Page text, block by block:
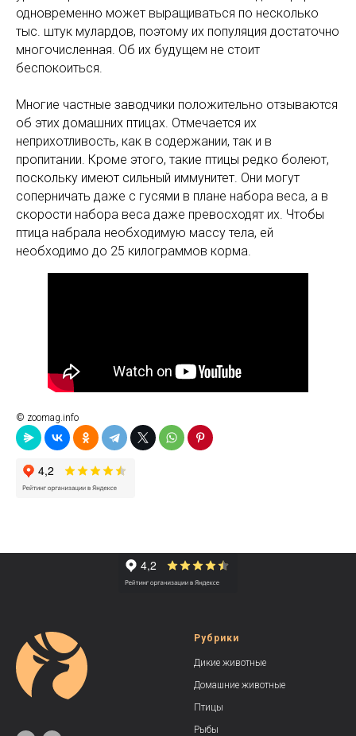
одновременно может выращиваться по несколько
тыс. штук мулардов, поэтому их популяция достаточно
многочисленная. Об их будущем не стоит
беспокоиться.
Многие частные заводчики положительно отзываются
об этих домашних птицах. Отмечается их
неприхотливость, как в содержании, так и в
пропитании. Кроме этого, такие птицы редко болеют,
поскольку имеют сильный иммунитет. Они могут
соперничать даже с гусями в плане набора веса, а в
скорости набора веса даже превосходят их. Чтобы
птица набрала необходимую массу тела, ей
необходимо до 25 килограммов корма.
© zoomag.info
Рубрики
Дикие животные
Домашние животные
Птицы
Рыбы